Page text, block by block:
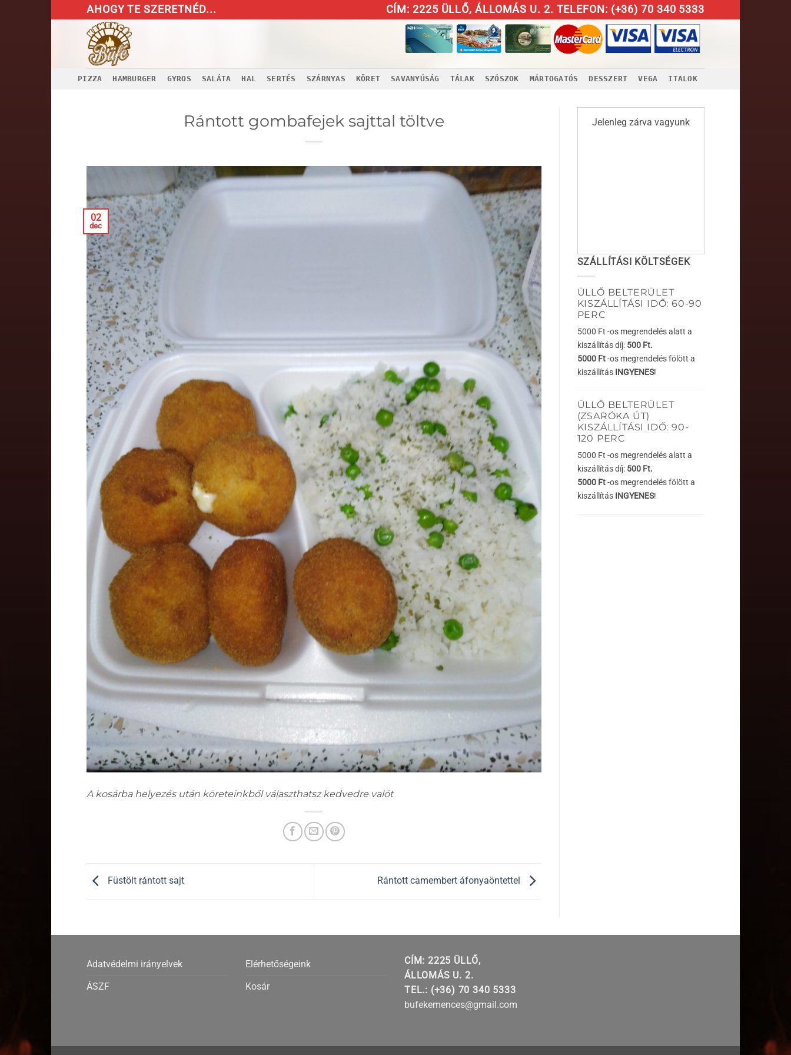
to
AHOGY TE SZERETNÉD... CÍM: 2225 ÜLLŐ, ÁLLOMÁS U. 2. TELEFON: (+36) 70 340 5333
PIZZA HAMBURGER GYROS SALÁTA HAL SERTÉS SZÁRNYAS KÖRET SAVANYÚSÁG TÁLAK SZÓSZOK MÁRTOGATÓS DESSZERT VEGA ITALOK
Rántott gombafejek sajttal töltve
02
dec
A kosárba helyezés után köreteinkből választhatsz kedvedre valót
Füstölt rántott sajt Rántott camembert áfonyaöntettel
Jelenleg zárva vagyunk
SZÁLLÍTÁSI KÖLTSÉGEK
ÜLLŐ BELTERÜLET
KISZÁLLÍTÁSI IDŐ: 60-90
PERC
5000 Ft -os megrendelés alatt a
kiszállítás díj: 500 Ft.
5000 Ft-os megrendelés fölött a
kiszállítás INGYENES!
ÜLLŐ BELTERÜLET
(ZSARÓKA ÚT)
KISZÁLLÍTÁSI IDŐ: 90-
120 PERC
5000 Ft -os megrendelés alatt a
kiszállítás díj: 500 Ft.
5000 Ft-os megrendelés fölött a
kiszállítás INGYENES!
Adatvédelmi irányelvek
ÁSZF
Elérhetőségeink
Kosár
CÍM: 2225 ÜLLŐ,
ÁLLOMÁS U. 2.
TEL.: (+36) 70 340 5333
bufekemences@gmail.com